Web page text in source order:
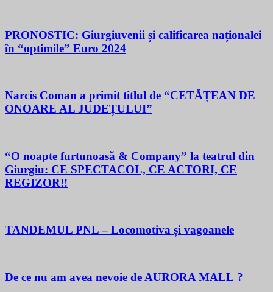
PRONOSTIC: Giurgiuvenii și calificarea naționalei
în “optimile” Euro 2024
Narcis Coman a primit titlul de “CETĂȚEAN DE
ONOARE AL JUDEȚULUI”
“O noapte furtunoasă & Company” la teatrul din
Giurgiu: CE SPECTACOL, CE ACTORI, CE
REGIZOR!!
TANDEMUL PNL – Locomotiva și vagoanele
De ce nu am avea nevoie de AURORA MALL ?